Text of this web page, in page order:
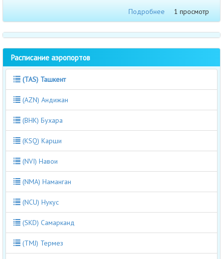
Подробнее
1 просмотр
Расписание аэропортов
(TAS) Ташкент
(AZN) Андижан
(BHK) Бухара
(KSQ) Карши
(NVI) Навои
(NMA) Наманган
(NCU) Нукус
(SKD) Самарканд
(TMJ) Термез